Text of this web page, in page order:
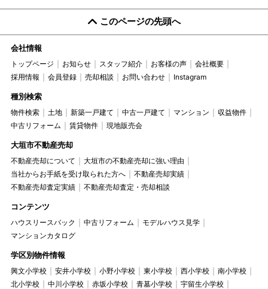
このページの先頭へ
会社情報
トップページ お知らせ スタッフ紹介 お客様の声
会社概要
採用情報
会員登録 売却相談 お問い合わせ Instagram
種別検索
物件検索 土地 新築一戸建て 中古一戸建て マンション
収益物件
中古リフォーム
賃貸物件 現地販売会
大垣市不動産売却
不動産売却について
大垣市の不動産売却に強い理由
当社からお手紙を受け取られた方へ
不動産売却実績
不動産売却査定実績
不動産売却査定・売却相談
コンテンツ
ハウスリースバック 中古リフォーム
モデルハウス見学
マンションカタログ
学区別物件情報
興文小学校 安井小学校 小野小学校 東小学校 西小学校
南小学校
北小学校
中川小学校 赤坂小学校 青墓小学校
宇留生小学校